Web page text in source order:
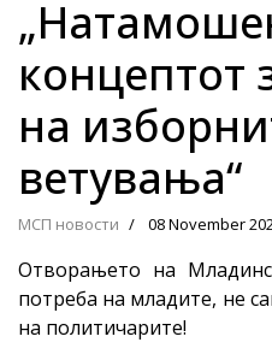
концептот
на
ветувања“
МСП новости 08 November
Отворањето на
потреба на младите, не
на политичарите!